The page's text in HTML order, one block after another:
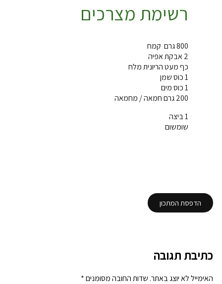
רשימת מצרכים
800 גרם קמח
2 אבקת אפיה
כף מעט הריונית מלח
1 כוס שמן
1 כוס מים
200 גרם חמאה / מחמאה
1 ביצה
שומשום
הדפסת המתכון
כתיבת תגובה
האימייל לא יוצג באתר. שדות החובה מסומנים*